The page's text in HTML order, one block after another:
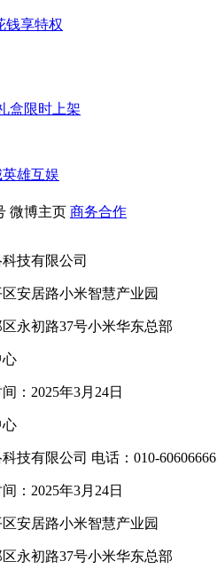
钱享特权
盒限时上架
英雄互娱
微博主页 商务合作
技有限公司
安居路小米智慧产业园
永初路37号小米华东总部
心
：2025年3月24日
心
技有限公司 电话：010-60606666
：2025年3月24日
安居路小米智慧产业园
永初路37号小米华东总部